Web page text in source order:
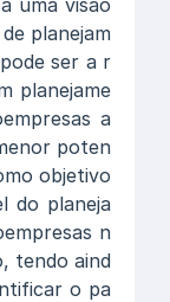
uma visão
planejam
ser a r
planejame
a
poten
objetivo
do planeja
n
tendo aind
o pa